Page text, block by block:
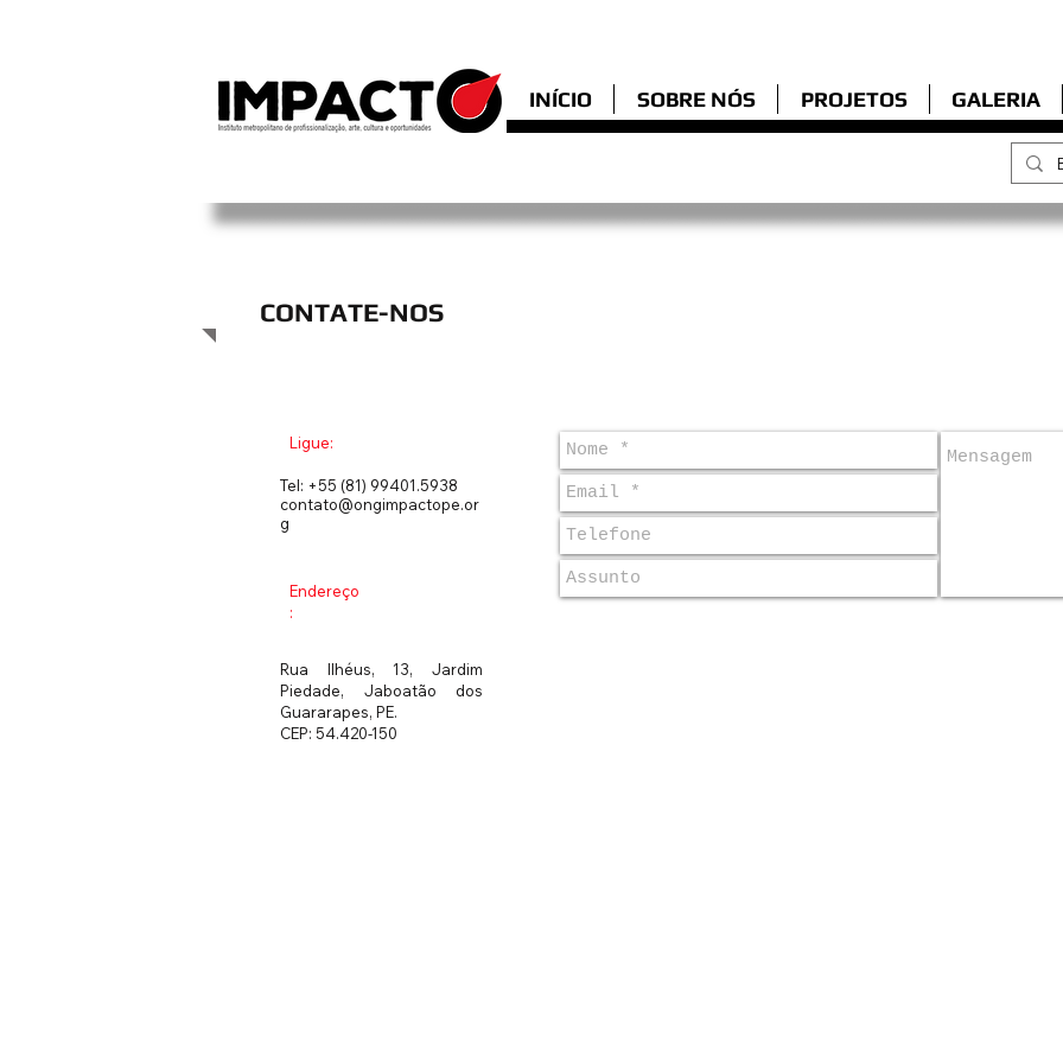
INÍCIO SOBRE NÓS PROJETOS GALERIA
CONTATE-NOS
Ligue:
Tel: +55 (81) 99401.5938
contato@ongimpactope.or
g
Endereço
:
Rua Ilhéus, 13, Jardim
Piedade, Jaboatão dos
Guararapes, PE.
CEP: 54.420-150